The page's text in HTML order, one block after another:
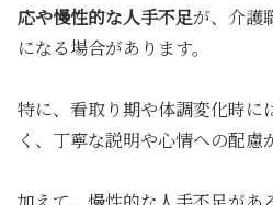
応や慢性的な人手不足が、介護
になる場合があります。
特に、看取り期や体調変化時に
く、丁寧な説明や心情への配慮